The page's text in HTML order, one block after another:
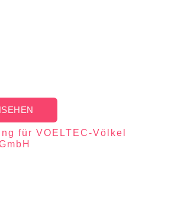
für VOELTEC-Völkel